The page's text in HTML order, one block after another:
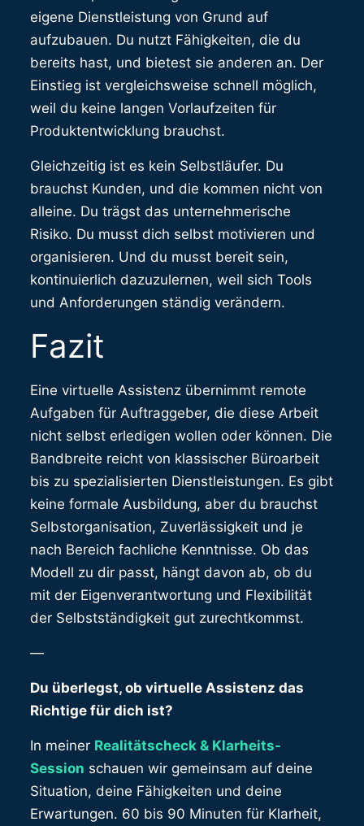
eigene Dienstleistung von Grund auf
aufzubauen. Du nutzt Fähigkeiten, die du
bereits hast, und bietest sie anderen an. Der
Einstieg ist vergleichsweise schnell möglich,
weil du keine langen Vorlaufzeiten für
Produktentwicklung brauchst.
Gleichzeitig ist es kein Selbstläufer. Du
brauchst Kunden, und die kommen nicht von
alleine. Du trägst das unternehmerische
Risiko. Du musst dich selbst motivieren und
organisieren. Und du musst bereit sein,
kontinuierlich dazuzulernen, weil sich Tools
und Anforderungen ständig verändern.
Fazit
Eine virtuelle Assistenz übernimmt remote
Aufgaben für Auftraggeber, die diese Arbeit
nicht selbst erledigen wollen oder können. Die
Bandbreite reicht von klassischer Büroarbeit
bis zu spezialisierten Dienstleistungen. Es gibt
keine formale Ausbildung, aber du brauchst
Selbstorganisation, Zuverlässigkeit und je
nach Bereich fachliche Kenntnisse. Ob das
Modell zu dir passt, hängt davon ab, ob du
mit der Eigenverantwortung und Flexibilität
der Selbstständigkeit gut zurechtkommst.
—
Du überlegst, ob virtuelle Assistenz das
Richtige für dich ist?
In meiner Realitätscheck & Klarheits-
Session schauen wir gemeinsam auf deine
Situation, deine Fähigkeiten und deine
Erwartungen. 60 bis 90 Minuten für Klarheit,